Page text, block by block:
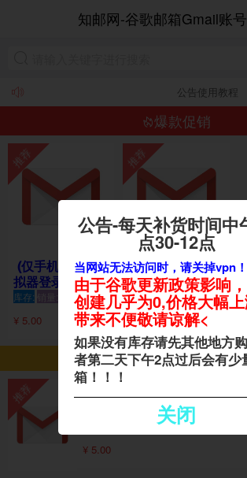
公告-每天补货时间中
点30-12点
当网站无法访问时，请关掉vpn！
由于谷歌更新政策影响
创建几乎为0,价格大幅上
带来不便敬请谅解<
如果没有库存请先其他地方
者第二天下午2点过后会有少
箱！！！
关闭
知邮网-谷歌邮箱Gmail账
公告使用教程
爆款促销
(仅手机或手机模
拟器登录全新全
新—谷歌邮箱（-
售后24小时内首
登)）gmail
库存: 销量:70249
¥ 5.00
(电脑直登)全
新手工gmail全
新谷歌 全新
Gmail&手工创
建
库存:销量:42466
¥ 5.50
谷歌邮箱
(仅手机或手机模拟器登录
箱（-售后24小时内首登)）
销量:70249
¥ 5.00
粤ICP备15030033号 © 2019-2025